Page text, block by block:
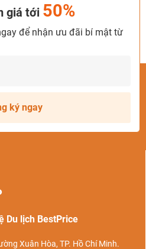
giá tới 50%
để nhận ưu đãi bí mật từ
ký ngay
Du lịch BestPrice
Xuân Hòa, TP. Hồ Chí Minh.